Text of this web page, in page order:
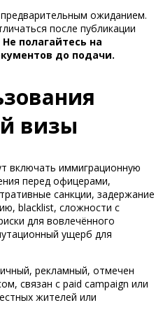
ожиданием.
после публикации
Не полагайтесь на
до подачи.
визы
включать иммиграционную
перед офицерами,
санкции, задержание
blacklist, сложности с
для вовлечённого
ущерб для
рекламный, отмечен
связан с paid campaign или
жителей или